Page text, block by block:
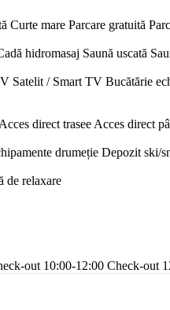
Curte mare Parcare gratuită
hidromasaj Saună uscată
Satelit / Smart TV Bucătărie
Acces direct trasee Acces direct
drumeție Depozit ski/
de relaxare
out 10:00-12:00 Check-out